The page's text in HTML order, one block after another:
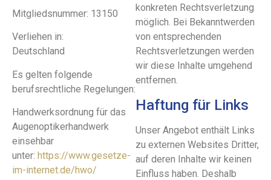
Mitgliedsnummer: 13150
Verliehen in:
Deutschland
Es gelten folgende
berufsrechtliche Regelungen:
Handwerksordnung für das
Augenoptikerhandwerk
einsehbar
unter: https://www.gesetze-
im-internet.de/hwo/
konkreten Rechtsverletzung
möglich. Bei Bekanntwerden
von entsprechenden
Rechtsverletzungen werden
wir diese Inhalte umgehend
entfernen.
Haftung für Links
Unser Angebot enthält Links
zu externen Websites Dritter,
auf deren Inhalte wir keinen
Einfluss haben. Deshalb